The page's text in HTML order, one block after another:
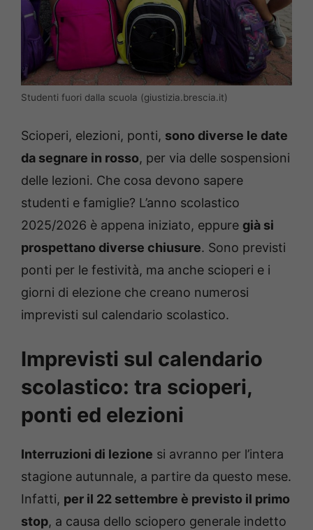
Studenti fuori dalla scuola (giustizia.brescia.it)
Scioperi, elezioni, ponti, sono diverse le date
da segnare in rosso, per via delle sospensioni
delle lezioni. Che cosa devono sapere
studenti e famiglie? L’anno scolastico
2025/2026 è appena iniziato, eppure già si
prospettano diverse chiusure. Sono previsti
ponti per le festività, ma anche scioperi e i
giorni di elezione che creano numerosi
imprevisti sul calendario scolastico.
Imprevisti sul calendario
scolastico: tra scioperi,
ponti ed elezioni
Interruzioni di lezione si avranno per l’intera
stagione autunnale, a partire da questo mese.
Infatti, per il 22 settembre è previsto il primo
stop, a causa dello sciopero generale indetto